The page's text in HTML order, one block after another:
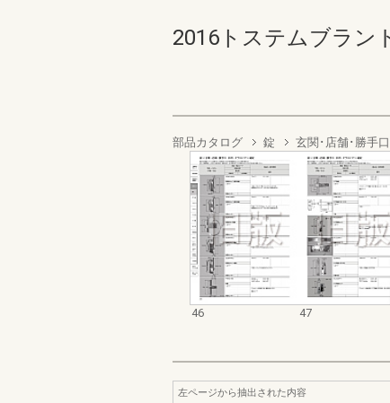
2016トステムブラン
部品カタログ 錠 玄関･店舗･勝手
46 47
左ページから抽出された内容